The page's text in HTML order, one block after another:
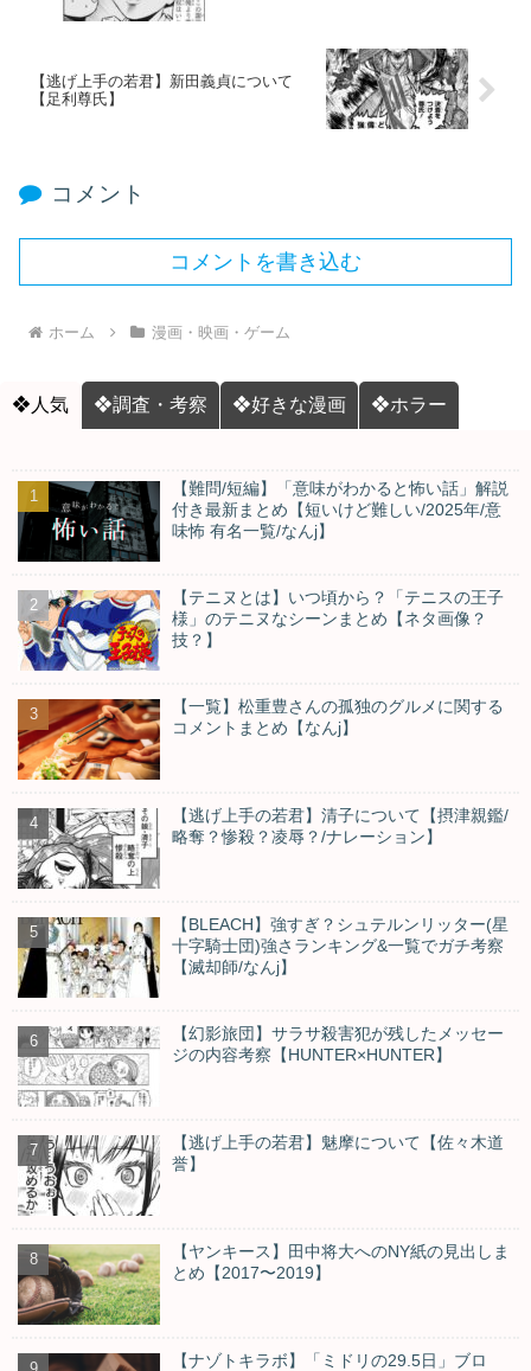
【逃げ上手の若君】新田義貞について
【足利尊氏】
コメント
コメントを書き込む
ホーム 漫画・映画・ゲーム
❖人気 ❖調査・考察 ❖好きな漫画 ❖ホラー
【難問/短編】「意味がわかると怖い話」解説
付き最新まとめ【短いけど難しい/2025年/意
味怖 有名一覧/なんj】
【テニヌとは】いつ頃から？「テニスの王子
様」のテニヌなシーンまとめ【ネタ画像？
技？】
【一覧】松重豊さんの孤独のグルメに関する
コメントまとめ【なんj】
【逃げ上手の若君】清子について【摂津親鑑/
略奪？惨殺？凌辱？/ナレーション】
【BLEACH】強すぎ？シュテルンリッター(星
十字騎士団)強さランキング&一覧でガチ考察
【滅却師/なんj】
【幻影旅団】サラサ殺害犯が残したメッセー
ジの内容考察【HUNTER×HUNTER】
【逃げ上手の若君】魅摩について【佐々木道
誉】
【ヤンキース】田中将大へのNY紙の見出しま
とめ【2017〜2019】
【ナゾトキラボ】「ミドリの29.5日」ブロ